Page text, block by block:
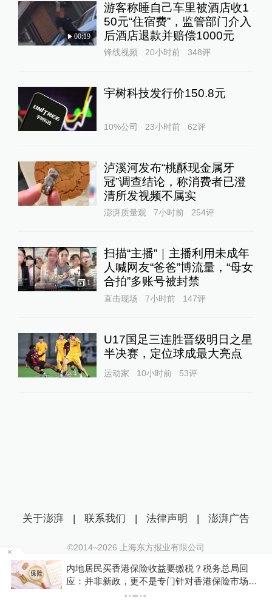
00:19
游客称睡自己车里被酒店收1
50元“住宿费”，监管部门介入
后酒店退款并赔偿1000元
锋线视频 20小时前 348评
宇树科技发行价150.8元
10%公司 23小时前 62评
泸溪河发布“桃酥现金属牙
冠”调查结论，称消费者已澄
清所发视频不属实
澎湃质量观 7小时前 254评
1
扫描“主播”｜主播利用未成年
人喊网友“爸爸”博流量，“母女
合拍”多账号被封禁
直击现场 7小时前 147评
U17国足三连胜晋级明日之星
半决赛，定位球成最大亮点
运动家 10小时前 53评
内地居民买香港保险收益要缴税？税务总局回
应：并非新政，更不是专门针对香港保险市场，
关于澎湃 | 联系我们 | 法律声明 | 澎湃广告
©2014~2026 上海东方报业有限公司
沪ICP证：沪B2-20170116 | 沪ICP备14003370号
互联网新闻信息服务许可证：31120170006
沪公网安备 31010602000299号